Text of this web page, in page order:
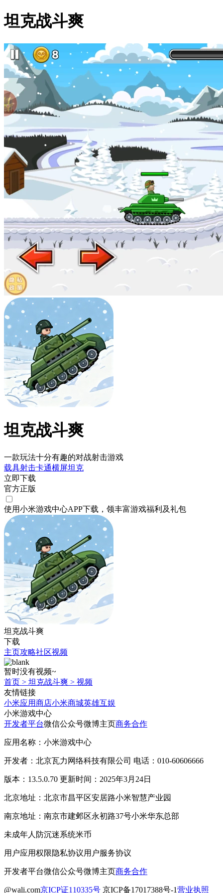
坦克战斗爽
坦克战斗爽
一款玩法十分有趣的对战射击游戏
载具射击卡通横屏坦克
立即下载
官方正版
使用小米游戏中心APP下载 ，领丰富游戏福利 及礼包
坦克战斗爽
下载
主页攻略社区视频
暂时没有视频~
首页 > 坦克战斗爽 > 视频
友情链接
小米应用商店小米商城英雄互娱
小米游戏中心
开发者平台微信公众号微博主页商务合作
应用名称：小米游戏中心
开发者：北京瓦力网络科技有限公司 电话：010-60606666
版本：13.5.0.70 更新时间：2025年3月24日
北京地址：北京市昌平区安居路小米智慧产业园
南京地址：南京市建邺区永初路37号小米华东总部
未成年人防沉迷系统米币
用户应用权限隐私协议用户服务协议
开发者平台微信公众号微博主页商务合作
@wali.com京ICP证110335号 京ICP备17017388号-1营业执照